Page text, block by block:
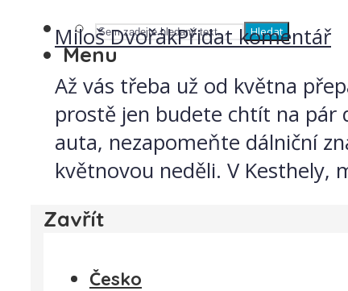
Hledat
Menu
Miloš DvořákPřidat komentář
Až vás třeba už od května
prostě jen budete chtít na pár
auta, nezapomeňte dálniční
květnovou neděli. V Kesthely,
Zavřít
Česko